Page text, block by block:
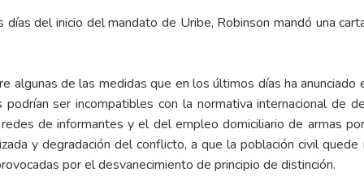
del inicio del mandato de Uribe, Robinson mandó una
de las medidas que en los últimos días ha
ser incompatibles con la normativa internacional de
de informantes y el del empleo domiciliario de armas
y degradación del conflicto, a que la población civil
por el desvanecimiento de principio de distinción.